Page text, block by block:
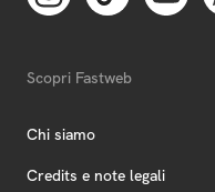
Scopri Fastweb
Chi siamo
Credits e note legali